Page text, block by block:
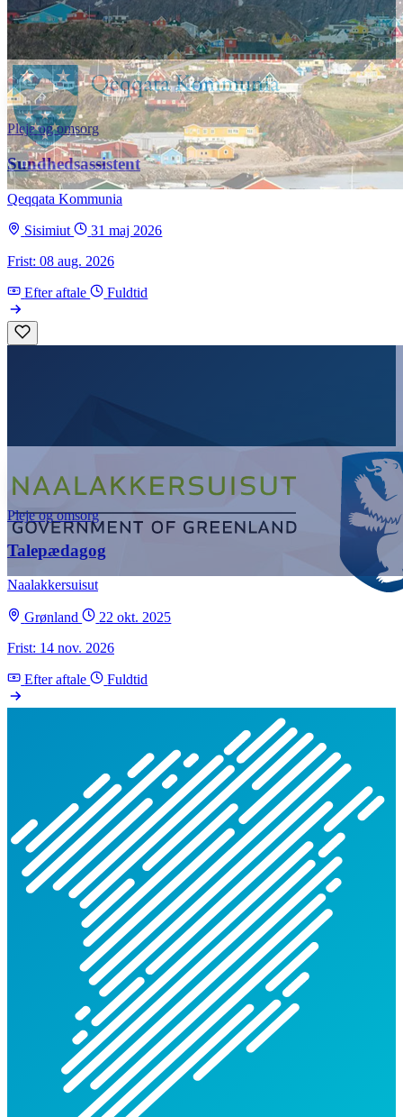
Pleje og omsorg
Sundhedsassistent
Qeqqata Kommunia
Sisimiut
31 maj 2026
Frist: 08 aug. 2026
Efter aftale Fuldtid
Pleje og omsorg
Talepædagog
Naalakkersuisut
Grønland
22 okt. 2025
Frist: 14 nov. 2026
Efter aftale Fuldtid